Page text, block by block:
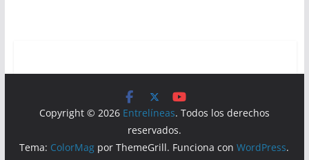
Copyright © 2026 Entrelíneas. Todos los derechos
reservados.
Tema: ColorMag por ThemeGrill. Funciona conWordPress.